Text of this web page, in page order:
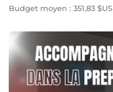
Budget moyen : 351,83 $US